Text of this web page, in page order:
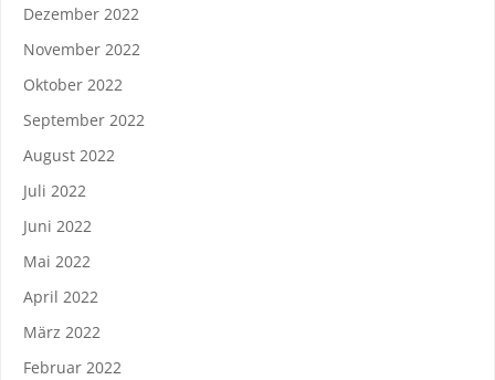
Dezember 2022
November 2022
Oktober 2022
September 2022
August 2022
Juli 2022
Juni 2022
Mai 2022
April 2022
März 2022
Februar 2022